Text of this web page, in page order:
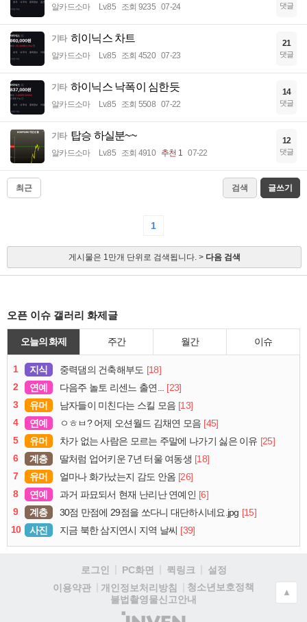
알카드소마 Lv.85 조회 9235 07-24 댓글
기타 히이닉스 차트
알카드소마 Lv.85 조회 4520 07-23
21
댓글
기타 하이닉스 낙폭이 심한듯
알카드소마 Lv.85 조회 5508 07-22
14
댓글
기타 탑승 하실분~~
알카드소마 Lv.85 조회 4910 추천 1 07-22
12
댓글
최근 검색 글쓰기
1
게시물은 1만개 단위로 검색됩니다. > 다음 검색
오픈 이슈 갤러리 화제글
오늘의 화제 주간 월간 이슈
1 지식 중력댐의 건축해부도 [18]
2
연예 다음주 놀토 리센느 출연...
[23]
3
유머 남자들이 미친다는 스킬 모음 [13]
4
연예 ㅇㅎㅂ? 어제 오션월드 김채연 모음 [45]
5
유머 차가 없는 사람은 모르는 주말에 나가기 싫은 이유 [25]
6
계층 딸처럼 업어키운 7년 터울 여동생 [18]
7
유머 얼마나 화가났는지 감도 안옴 [26]
8
연예 과거 파묘되서 현재 난리난 연예인 [6]
9
계층 30점 만점에 29점을 쏘다니 대단하시네요.jpg [15]
10
사진 지금 북한 삼지연시 지역 날씨 [39]
로그인 PC화면 퀵링크
설정
이용약관
개인정보처리방침
청소년보호정책
불법촬영물신고안내
(주)
▲